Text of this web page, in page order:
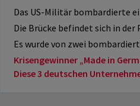
Das US-Militär bombardierte
Die Brücke befindet sich in der
Es wurde von zwei
Krisengewinner „Made in
Diese 3 deutschen